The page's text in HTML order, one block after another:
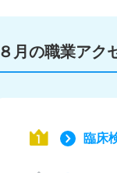
８月の職業アク
臨床